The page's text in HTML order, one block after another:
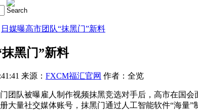
日媒曝高市团队“抹黑门”新料
黑门”新料
来源： FXCM福汇官网 作者：全览
团队被曝雇人制作视频抹黑竞选对手后，高市在国
大量社交媒体账号，抹黑门通过人工智能软件“海量”